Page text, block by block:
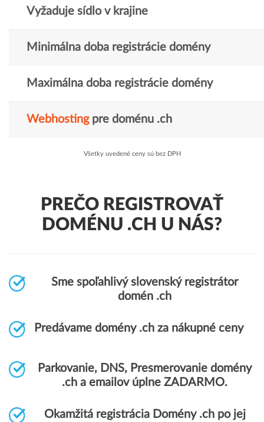
Vyžaduje sídlo v krajine
Minimálna doba registrácie domény
Maximálna doba registrácie domény
Webhostingpre doménu .ch
Všetky uvedené ceny sú bez DPH
PREČO REGISTROVAŤ
DOMÉNU .CH U NÁS?
Sme spoľahlivý slovenský registrátor
domén .ch
Predávame domény .ch za nákupné ceny
Parkovanie, DNS, Presmerovanie domény
.ch a emailov úplne ZADARMO.
Okamžitá registrácia Domény .ch po jej